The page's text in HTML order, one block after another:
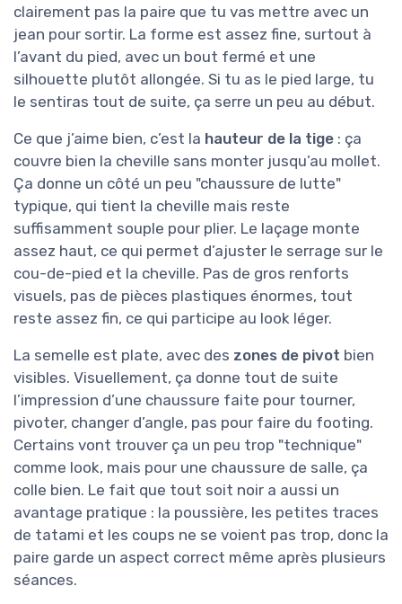
clairement pas la paire que tu vas mettre avec un
jean pour sortir. La forme est assez fine, surtout à
l’avant du pied, avec un bout fermé et une
silhouette plutôt allongée. Si tu as le pied large, tu
le sentiras tout de suite, ça serre un peu au début.
Ce que j’aime bien, c’est la hauteur de la tige : ça
couvre bien la cheville sans monter jusqu’au mollet.
Ça donne un côté un peu "chaussure de lutte"
typique, qui tient la cheville mais reste
suffisamment souple pour plier. Le laçage monte
assez haut, ce qui permet d’ajuster le serrage sur le
cou-de-pied et la cheville. Pas de gros renforts
visuels, pas de pièces plastiques énormes, tout
reste assez fin, ce qui participe au look léger.
La semelle est plate, avec des zones de pivot bien
visibles. Visuellement, ça donne tout de suite
l’impression d’une chaussure faite pour tourner,
pivoter, changer d’angle, pas pour faire du footing.
Certains vont trouver ça un peu trop "technique"
comme look, mais pour une chaussure de salle, ça
colle bien. Le fait que tout soit noir a aussi un
avantage pratique : la poussière, les petites traces
de tatami et les coups ne se voient pas trop, donc la
paire garde un aspect correct même après plusieurs
séances.